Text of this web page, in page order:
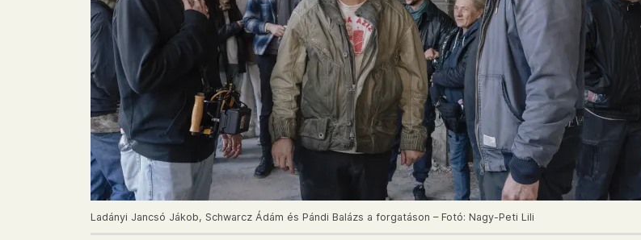
Ladányi Jancsó Jákob, Schwarcz Ádám és Pándi Balázs a forgatáson – Fotó: Nagy-Peti Lili